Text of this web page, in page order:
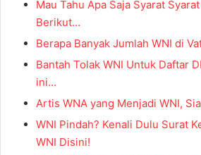
Mau Tahu Apa Saja Syarat
Berikut…
Berapa Banyak Jumlah WNI di
Bantah Tolak WNI Untuk Daftar
ini…
Artis WNA yang Menjadi WNI,
WNI Pindah? Kenali Dulu Surat
WNI Disini!